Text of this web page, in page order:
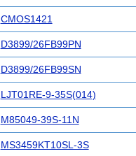
CMOS1421
D3899/26FB99PN
D3899/26FB99SN
LJT01RE-9-35S(014)
M85049-39S-11N
MS3459KT10SL-3S